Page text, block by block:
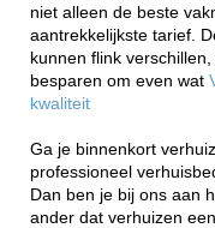
niet alleen de beste
aantrekkelijkste tarief.
kunnen flink
besparen om even wat
kwaliteit
Ga je binnenkort
professioneel
Dan ben je bij ons aan
ander dat verhuizen